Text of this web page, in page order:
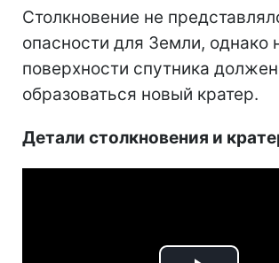
Столкновение не
опасности для Земли, однако
поверхности спутника
образоваться новый кратер.
Детали столкновения и